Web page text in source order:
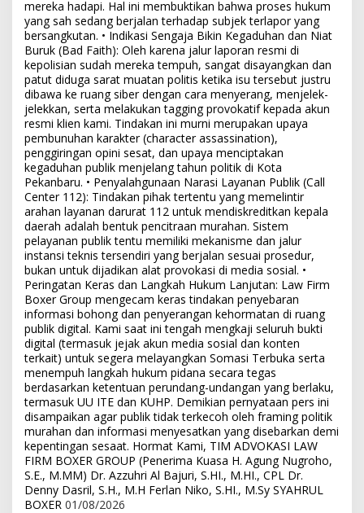
mereka hadapi. Hal ini membuktikan bahwa proses hukum
yang sah sedang berjalan terhadap subjek terlapor yang
bersangkutan. • Indikasi Sengaja Bikin Kegaduhan dan Niat
Buruk (Bad Faith): Oleh karena jalur laporan resmi di
kepolisian sudah mereka tempuh, sangat disayangkan dan
patut diduga sarat muatan politis ketika isu tersebut justru
dibawa ke ruang siber dengan cara menyerang, menjelek-
jelekkan, serta melakukan tagging provokatif kepada akun
resmi klien kami. Tindakan ini murni merupakan upaya
pembunuhan karakter (character assassination),
penggiringan opini sesat, dan upaya menciptakan
kegaduhan publik menjelang tahun politik di Kota
Pekanbaru. • Penyalahgunaan Narasi Layanan Publik (Call
Center 112): Tindakan pihak tertentu yang memelintir
arahan layanan darurat 112 untuk mendiskreditkan kepala
daerah adalah bentuk pencitraan murahan. Sistem
pelayanan publik tentu memiliki mekanisme dan jalur
instansi teknis tersendiri yang berjalan sesuai prosedur,
bukan untuk dijadikan alat provokasi di media sosial. •
Peringatan Keras dan Langkah Hukum Lanjutan: Law Firm
Boxer Group mengecam keras tindakan penyebaran
informasi bohong dan penyerangan kehormatan di ruang
publik digital. Kami saat ini tengah mengkaji seluruh bukti
digital (termasuk jejak akun media sosial dan konten
terkait) untuk segera melayangkan Somasi Terbuka serta
menempuh langkah hukum pidana secara tegas
berdasarkan ketentuan perundang-undangan yang berlaku,
termasuk UU ITE dan KUHP. Demikian pernyataan pers ini
disampaikan agar publik tidak terkecoh oleh framing politik
murahan dan informasi menyesatkan yang disebarkan demi
kepentingan sesaat. Hormat Kami, TIM ADVOKASI LAW
FIRM BOXER GROUP (Penerima Kuasa H. Agung Nugroho,
S.E., M.MM) Dr. Azzuhri Al Bajuri, S.HI., M.HI., CPL Dr.
Denny Dasril, S.H., M.H Ferlan Niko, S.HI., M.Sy SYAHRUL
BOXER 01/08/2026